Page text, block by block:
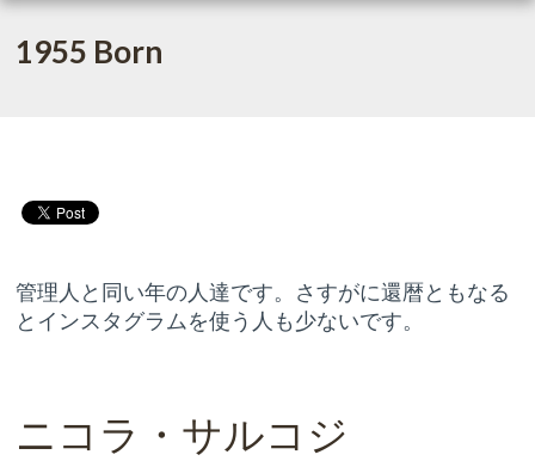
1955 Born
管理人と同い年の人達です。さすがに還暦ともなる
とインスタグラムを使う人も少ないです。
ニコラ・サルコジ